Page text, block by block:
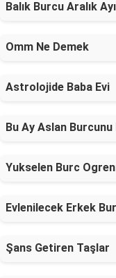
Balık Burcu Aralık Ayı
Omm Ne Demek
Astrolojide Baba Evi
Bu Ay Aslan
Yukselen Burc
Evlenilecek Erkek
Şans Getiren Taşlar